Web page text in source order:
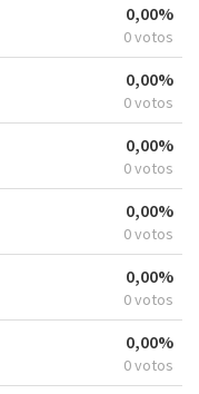
0,00%
0 votos
0,00%
0 votos
0,00%
0 votos
0,00%
0 votos
0,00%
0 votos
0,00%
0 votos